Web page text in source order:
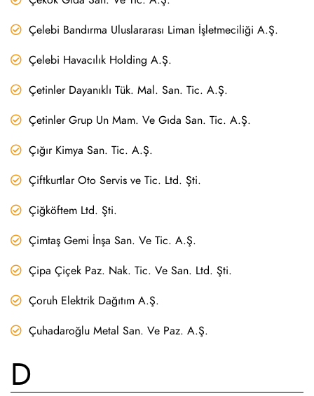
Çelebi Bandırma Uluslararası Liman İşletmeciliği A.Ş.
Çelebi Havacılık Holding A.Ş.
Çetinler Dayanıklı Tük. Mal. San. Tic. A.Ş.
Çetinler Grup Un Mam. Ve Gıda San. Tic. A.Ş.
Çığır Kimya San. Tic. A.Ş.
Çiftkurtlar Oto Servis ve Tic. Ltd. Şti.
Çiğköftem Ltd. Şti.
Çimtaş Gemi İnşa San. Ve Tic. A.Ş.
Çipa Çiçek Paz. Nak. Tic. Ve San. Ltd. Şti.
Çoruh Elektrik Dağıtım A.Ş.
Çuhadaroğlu Metal San. Ve Paz. A.Ş.
D